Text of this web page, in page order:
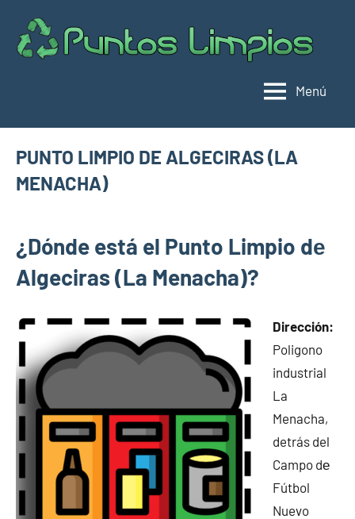
contenido
Menú
PUNTO LIMPIO DE ALGECIRAS (LA
MENACHA)
limpios en
municipios
de Cádiz
20,
2025
¿Dónde está el Punto Limpio dе
Algeciras (La Menacha)?
Dirección:
Poligono
industrial
La
Menacha,
detrás del
Campo dе
Fútbol
Nuevo